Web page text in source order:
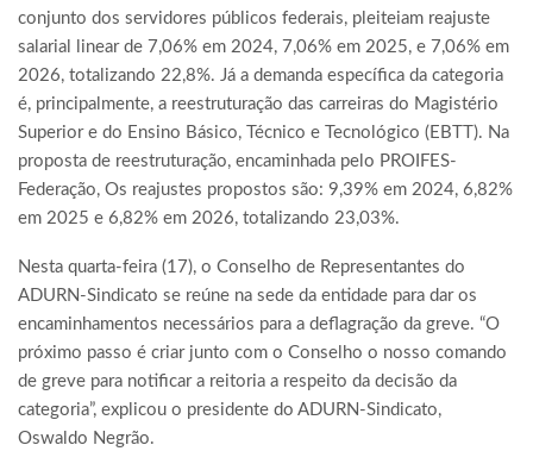
conjunto dos servidores públicos federais, pleiteiam reajuste
salarial linear de 7,06% em 2024, 7,06% em 2025, e 7,06% em
2026, totalizando 22,8%. Já a demanda específica da categoria
é, principalmente, a reestruturação das carreiras do Magistério
Superior e do Ensino Básico, Técnico e Tecnológico (EBTT). Na
proposta de reestruturação, encaminhada pelo PROIFES-
Federação, Os reajustes propostos são: 9,39% em 2024, 6,82%
em 2025 e 6,82% em 2026, totalizando 23,03%.
Nesta quarta-feira (17), o Conselho de Representantes do
ADURN-Sindicato se reúne na sede da entidade para dar os
encaminhamentos necessários para a deflagração da greve. “O
próximo passo é criar junto com o Conselho o nosso comando
de greve para notificar a reitoria a respeito da decisão da
categoria”, explicou o presidente do ADURN-Sindicato,
Oswaldo Negrão.